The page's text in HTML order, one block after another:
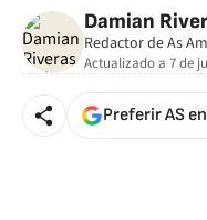
Damian
Redactor de As
Actualizado a 7 de
Preferir AS